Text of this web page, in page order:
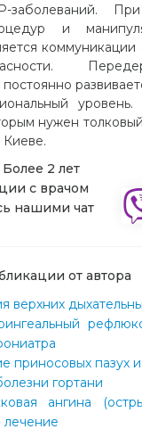
и
коммуникации
нужен
Киеве.
Более 2 лет
с врачом
нашими чат
от автора
верхних
приносовых пазух
гортани
ангина